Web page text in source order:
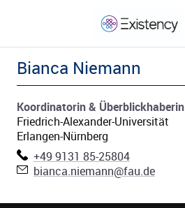
Menü aufklappen
Bianca Niemann
Koordinatorin & Überblickhaberin
Friedrich-Alexander-Universität
Erlangen-Nürnberg
Telefon:
+49 9131 85-25804
E-Mail:bianca.niemann@fau.de